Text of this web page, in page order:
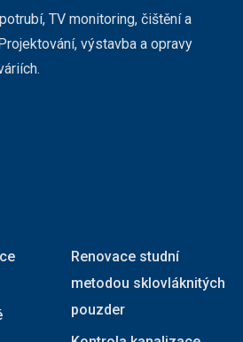
TV monitoring, čištění a
výstavba a opravy
Renovace studní
metodou sklovláknitých
pouzder